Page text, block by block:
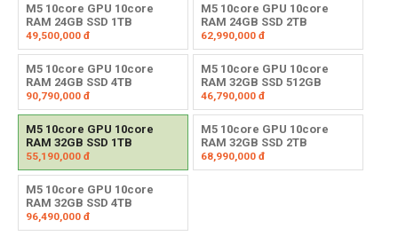
M5 10core GPU 10core
RAM 24GB SSD 1TB
49,500,000 đ
M5 10core GPU 10core
RAM 24GB SSD 2TB
62,990,000đ
M5 10core GPU 10core
RAM 24GB SSD 4TB
90,790,000 đ
M5 10core GPU 10core
RAM 32GB SSD 512GB
46,790,000đ
M5 10core GPU 10core
RAM 32GB SSD 1TB
55,190,000 đ
M5 10core GPU 10core
RAM 32GB SSD 2TB
68,990,000đ
M5 10core GPU 10core
RAM 32GB SSD 4TB
96,490,000 đ